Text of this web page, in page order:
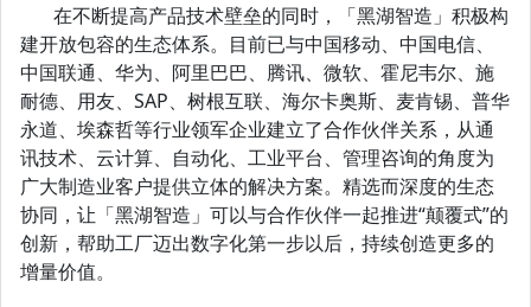
在不断提高产品技术壁垒的同时，「黑湖智造」积极构
建开放包容的生态体系。目前已与中国移动、中国电信、
中国联通、华为、阿里巴巴、腾讯、微软、霍尼韦尔、施
耐德、用友、SAP、树根互联、海尔卡奥斯、麦肯锡、普华
永道、埃森哲等行业领军企业建立了合作伙伴关系，从通
讯技术、云计算、自动化、工业平台、管理咨询的角度为
广大制造业客户提供立体的解决方案。精选而深度的生态
协同，让「黑湖智造」可以与合作伙伴一起推进“颠覆式”的
创新，帮助工厂迈出数字化第一步以后，持续创造更多的
增量价值。